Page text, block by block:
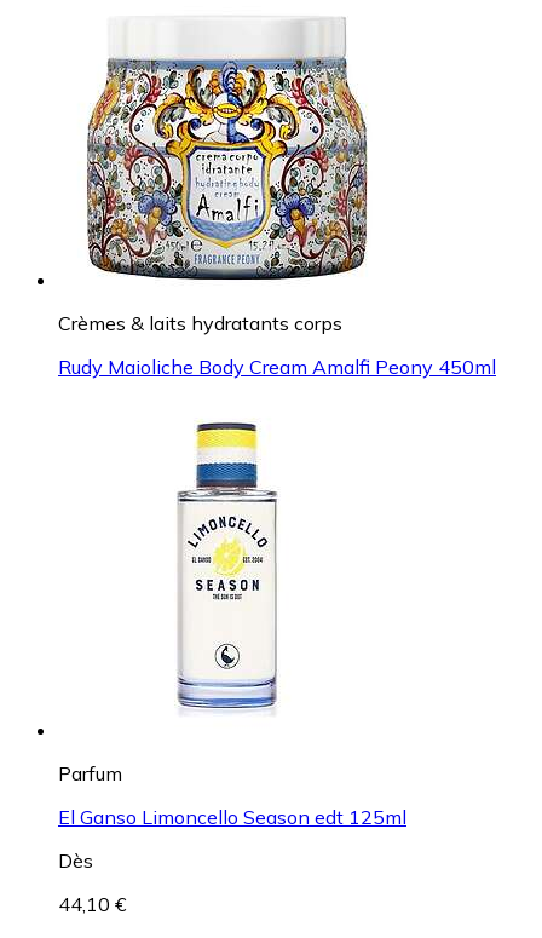
Crèmes & laits hydratants corps
Rudy Maioliche Body Cream Amalfi Peony 450ml
Parfum
El Ganso Limoncello Season edt 125ml
Dès
44,10 €